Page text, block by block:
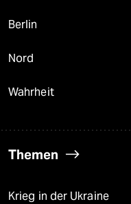
Berlin
Nord
Wahrheit
Themen
Krieg in der Ukraine